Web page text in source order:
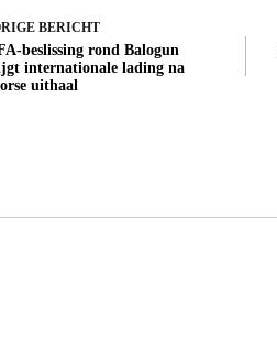
BERICHT
beslissing rond Balogun
internationale lading na
uithaal